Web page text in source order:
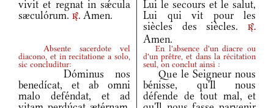
vivit et regnat in sǽcula
sæculórum. r. Amen.
Lui le secours et le salut,
Lui qui vit pour les
siècles des siècles.
r.
Amen.
Absente sacerdote vel
diacono, et in recitatione a solo,
sic concluditur:
En l'absence d'un diacre ou
d'un prêtre, et dans la récitation
seul, on conclut ainsi :
Dóminus nos
benedícat, et ab omni
malo deféndat, et ad
Que le Seigneur nous
bénisse, qu'Il nous
défende de tout mal, et